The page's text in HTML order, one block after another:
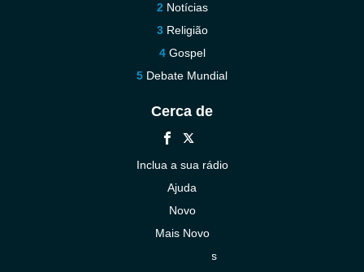
Notícias
Religião
Gospel
Debate Mundial
Cerca de
Inclua a sua rádio
Ajuda
Novo
Mais Novo
Contacte-nos